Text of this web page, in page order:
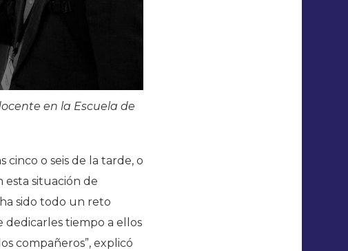
en la Escuela de
cinco o seis de la tarde, o
esta situación de
sido todo un reto
dedicarles tiempo a ellos
compañeros”, explicó